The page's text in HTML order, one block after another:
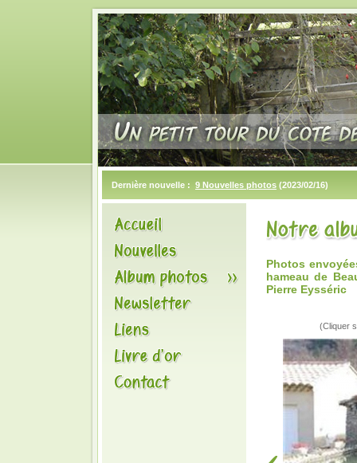
Dernière nouvelle : 9 Nouvelles photos (2023/02/16)
Photos
hameau de
Pierre Eysséric
(Cliquer